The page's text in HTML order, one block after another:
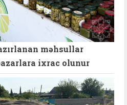
məhsullar
ixrac olunur